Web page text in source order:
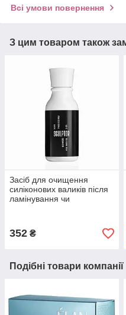
Всі умови повернення
З цим товаром також
Засіб для очищення
силіконових валиків після
ламінування чи
352 ₴
Подібні товари компанії